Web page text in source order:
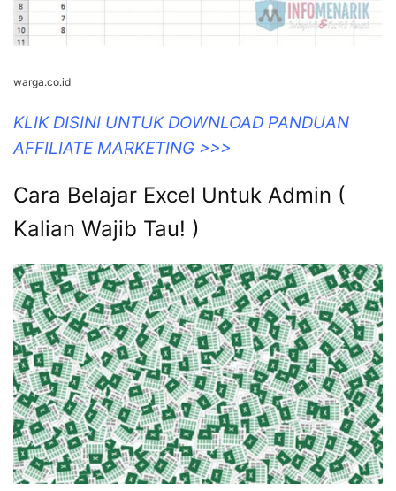
warga.co.id
KLIK DISINI UNTUK DOWNLOAD PANDUAN
AFFILIATE MARKETING >>>
Cara Belajar Excel Untuk Admin (
Kalian Wajib Tau! )